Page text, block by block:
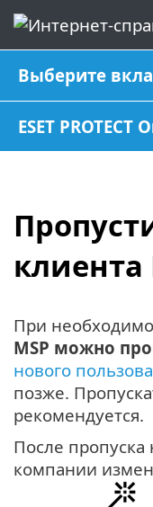
Выберите
ESET
клиента
При
MSP можно
нового
позже.
рекомендуется.
После пропуска
компании